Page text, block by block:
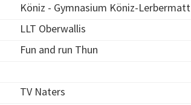
Köniz - Gymnasium Köniz-Lerbermatt
LLT Oberwallis
Fun and run Thun
TV Naters